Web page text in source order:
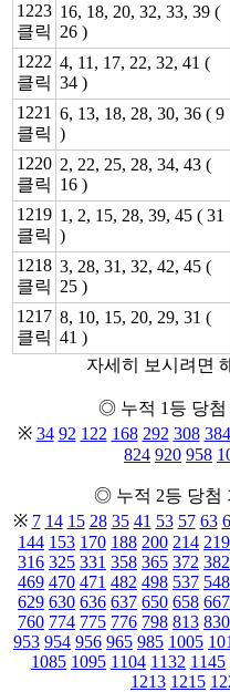
1223
클릭
16, 18, 20, 32, 33, 39 (
26 )
1222
클릭
4, 11, 17, 22, 32, 41 (
34 )
1221
클릭
6, 13, 18, 28, 30, 36 ( 9
)
1220
클릭
2, 22, 25, 28, 34, 43 (
16 )
1219
클릭
1, 2, 15, 28, 39, 45 ( 31
)
1218
클릭
3, 28, 31, 32, 42, 45 (
25 )
1217
클릭
8, 10, 15, 20, 29, 31 (
41 )
자세히 보시려면
◎ 누적 1등 당첨
※ 34 92 122 168 292 308 384
824 920 958
◎ 누적 2등 당첨
※ 7 14 15 28 35 41 53 57 63
144 153 170 188 200 214 219
316 325 331 358 365 372 382
469 470 471 482 498 537 548
629 630 636 637 650 658 667
760 774 775 776 798 813 830
953 954 956 965 985 1005
1085 1095 1104 1132 1145
1213 1215